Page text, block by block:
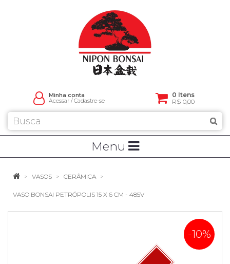
Minha conta
Acessar/Cadastre-se
0 Itens
R$ 0,00
Menu
VASOS CERÂMICA
VASO BONSAI PETRÓPOLIS 15 X 6 CM - 485V
-10%